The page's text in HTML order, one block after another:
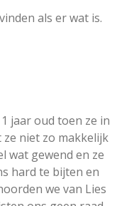
als er wat is.
jaar oud toen ze in
ze niet zo makkelijk
wat gewend en ze
hard te bijten en
we van Lies